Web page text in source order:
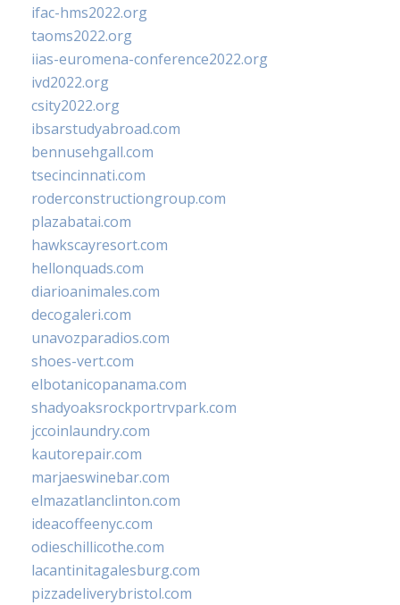
ifac-hms2022.org
taoms2022.org
iias-euromena-conference2022.org
ivd2022.org
csity2022.org
ibsarstudyabroad.com
bennusehgall.com
tsecincinnati.com
roderconstructiongroup.com
plazabatai.com
hawkscayresort.com
hellonquads.com
diarioanimales.com
decogaleri.com
unavozparadios.com
shoes-vert.com
elbotanicopanama.com
shadyoaksrockportrvpark.com
jccoinlaundry.com
kautorepair.com
marjaeswinebar.com
elmazatlanclinton.com
ideacoffeenyc.com
odieschillicothe.com
lacantinitagalesburg.com
pizzadeliverybristol.com